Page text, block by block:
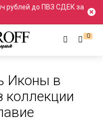
рублей до ПВЗ СДЕК за
0
в автомобиль
Иконы в
коллекции